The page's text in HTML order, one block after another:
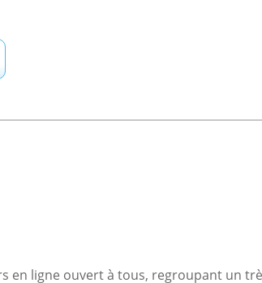
en ligne ouvert à tous, regroupant un